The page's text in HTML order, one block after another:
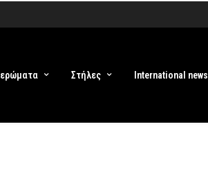
Στήλες International news